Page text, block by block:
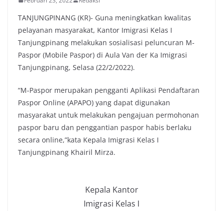
TANJUNGPINANG (KR)- Guna meningkatkan kwalitas
pelayanan masyarakat, Kantor Imigrasi Kelas I
Tanjungpinang melakukan sosialisasi peluncuran M-
Paspor (Mobile Paspor) di Aula Van der Ka Imigrasi
Tanjungpinang, Selasa (22/2/2022).
“M-Paspor merupakan pengganti Aplikasi Pendaftaran
Paspor Online (APAPO) yang dapat digunakan
masyarakat untuk melakukan pengajuan permohonan
paspor baru dan penggantian paspor habis berlaku
secara online,”kata Kepala Imigrasi Kelas I
Tanjungpinang Khairil Mirza.
Kepala Kantor
Imigrasi Kelas I